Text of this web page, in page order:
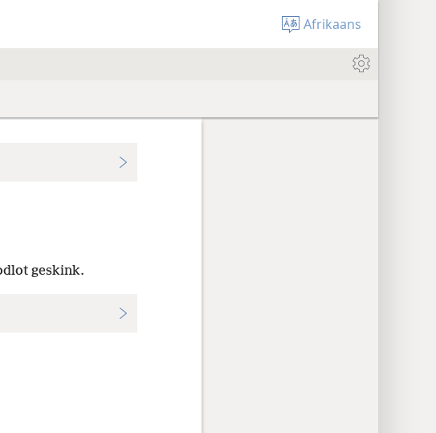
Afrikaans
geskink.